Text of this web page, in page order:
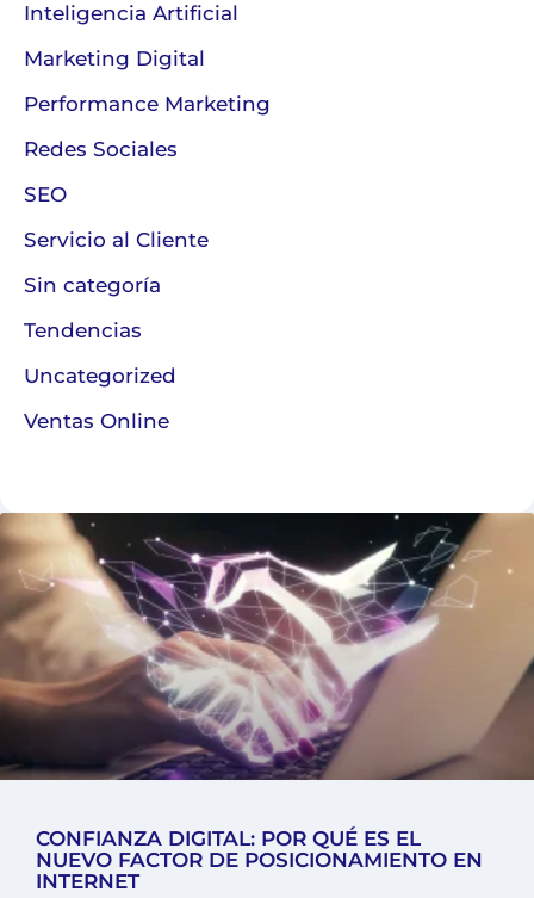
Inteligencia Artificial
Marketing Digital
Performance Marketing
Redes Sociales
SEO
Servicio al Cliente
Sin categoría
Tendencias
Uncategorized
Ventas Online
CONFIANZA DIGITAL: POR QUÉ ES EL
NUEVO FACTOR DE POSICIONAMIENTO EN
INTERNET